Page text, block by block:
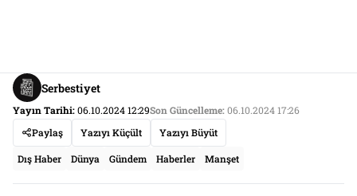
Serbestiyet
Yayın Tarihi:06.10.2024 12:29Son Güncelleme:06.10.2024 17:26
Paylaş
Yazıyı Küçült Yazıyı Büyüt
Dış Haber Dünya Gündem Haberler Manşet